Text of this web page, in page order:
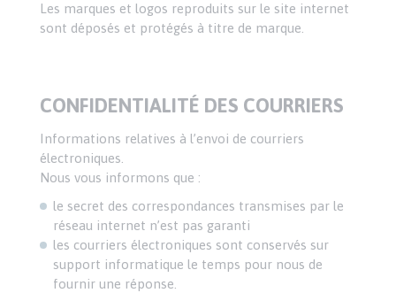
Les marques et logos reproduits sur le site internet
sont déposés et protégés à titre de marque.
CONFIDENTIALITÉ DES COURRIERS
Informations relatives à l’envoi de courriers
électroniques.
Nous vous informons que :
le secret des correspondances transmises par le
réseau internet n’est pas garanti
les courriers électroniques sont conservés sur
support informatique le temps pour nous de
fournir une réponse.